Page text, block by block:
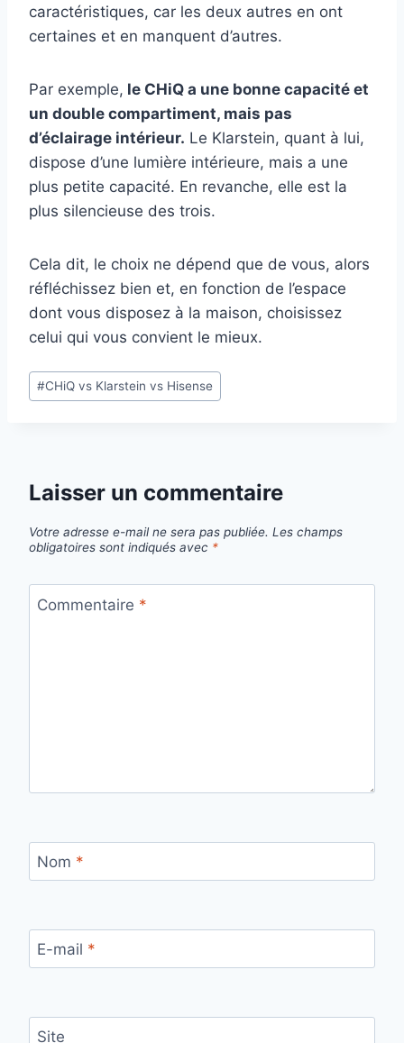
caractéristiques, car les deux autres en ont
certaines et en manquent d’autres.
Par exemple, le CHiQ a une bonne capacité et
un double compartiment, mais pas
d’éclairage intérieur. Le Klarstein, quant à lui,
dispose d’une lumière intérieure, mais a une
plus petite capacité. En revanche, elle est la
plus silencieuse des trois.
Cela dit, le choix ne dépend que de vous, alors
réfléchissez bien et, en fonction de l’espace
dont vous disposez à la maison, choisissez
celui qui vous convient le mieux.
Étiquettes
de
#CHiQ vs Klarstein vs Hisense
Laisser un commentaire
Votre adresse e-mail ne sera pas publiée. Les champs
obligatoires sont indiqués avec *
Commentaire *
Nom *
E-mail *
Site